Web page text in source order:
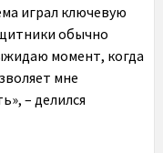
играл ключевую
обычно
момент, когда
мне
– делился